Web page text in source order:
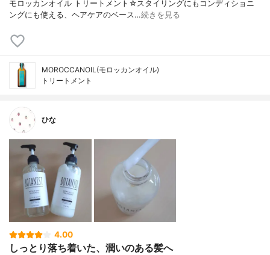
モロッカンオイル トリートメント☆スタイリングにもコンディショニ
ングにも使える、ヘアケアのベース…続きを見る
MOROCCANOIL(モロッカンオイル)
トリートメント
ひな
4.00
しっとり落ち着いた、潤いのある髪へ